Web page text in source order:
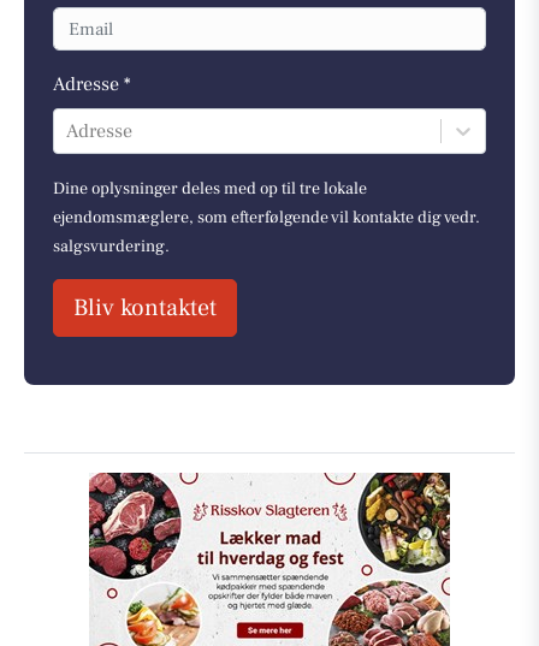
Adresse *
Adresse
Dine oplysninger deles med op til tre lokale
ejendomsmæglere, som efterfølgende vil kontakte dig vedr.
salgsvurdering.
Bliv kontaktet